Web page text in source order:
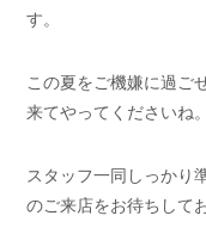
す。
この夏をご機嫌に過ご
来てやってくださいね。
スタッフ一同しっかり
のご来店をお待ちして